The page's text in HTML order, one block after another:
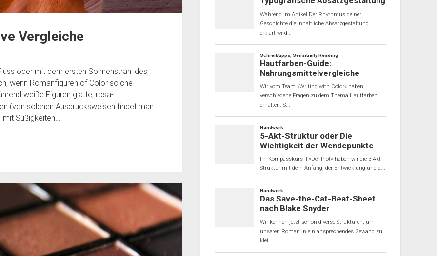
Vergleiche
oder mit dem ersten Sonnenstrahl des
wenn Romanfiguren of Color solche
weiße Figuren glatte, rosa-
(von solchen Ausdrucksweisen findet man
mit Süßigkeiten…